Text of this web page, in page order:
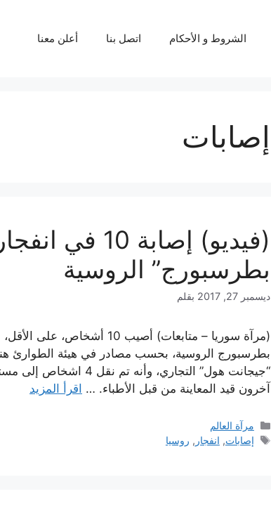
الشروط و الأحكام اتصل بنا أعلن معنا
إصابات
(فيديو)
بطرسبورج” الروسية
ديسمبر 27, 2017 بقلم
(مرآة سوريا – متابعات)
بطرسبورج الروسية، بحسب مصادر في هيئة الطوارئ
آخرون قيد المعاينة من قبل الأطباء. … اقرأ المزيد
التصنيفات
مرآة العالم
الوسوم
إصابات, انفجار , روسيا